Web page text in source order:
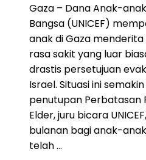
Gaza – Dana Anak-
Bangsa (UNICEF)
anak di Gaza
rasa sakit yang luar
drastis persetujuan
Israel. Situasi ini
penutupan Perbatasan
Elder, juru bicara
bulanan bagi anak-
telah …